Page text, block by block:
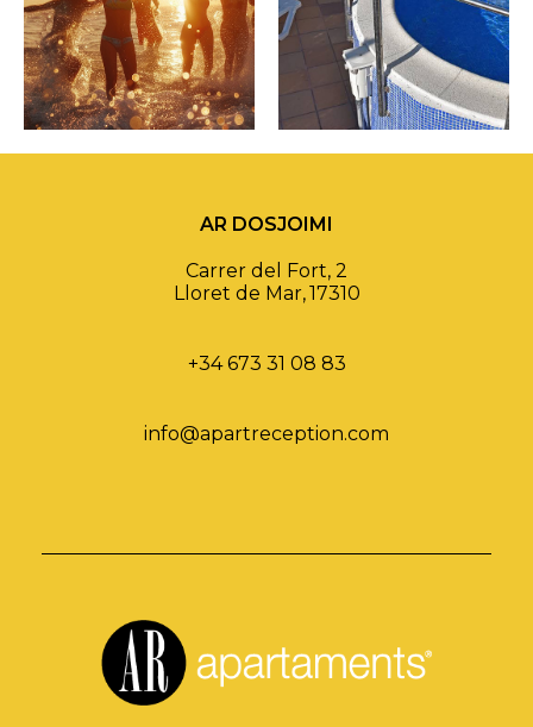
AR DOSJOIMI
Carrer del Fort, 2
Lloret de Mar,17310
+34 673 31 08 83
info@apartreception.com